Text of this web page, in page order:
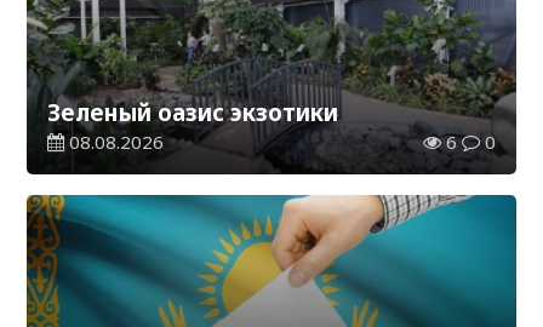
Зеленый оазис экзотики
08.08.2026 6 0